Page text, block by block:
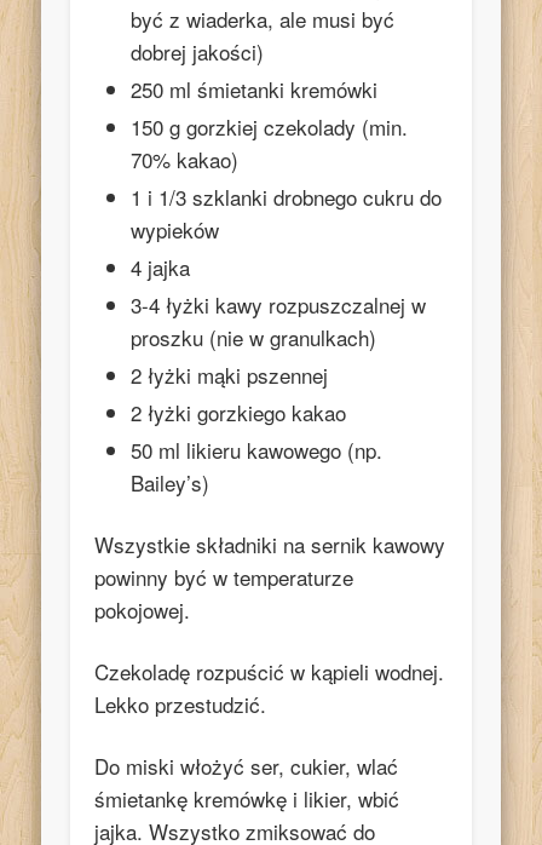
być z wiaderka, ale musi być
dobrej jakości)
250 ml śmietanki kremówki
150 g gorzkiej czekolady (min.
70% kakao)
1 i 1/3 szklanki drobnego cukru do
wypieków
4 jajka
3-4 łyżki kawy rozpuszczalnej w
proszku (nie w granulkach)
2 łyżki mąki pszennej
2 łyżki gorzkiego kakao
50 ml likieru kawowego (np.
Bailey’s)
Wszystkie składniki na sernik kawowy
powinny być w temperaturze
pokojowej.
Czekoladę rozpuścić w kąpieli wodnej.
Lekko przestudzić.
Do miski włożyć ser, cukier, wlać
śmietankę kremówkę i likier, wbić
jajka. Wszystko zmiksować do